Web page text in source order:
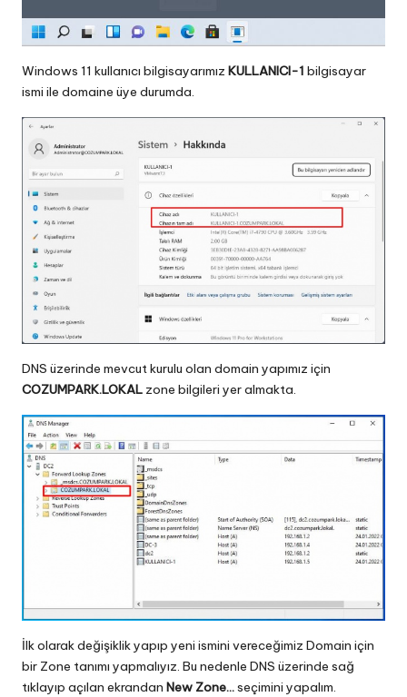
Windows 11 kullanıcı bilgisayarımız KULLANICI-1 bilgisayar
ismi ile domaine üye durumda.
DNS üzerinde mevcut kurulu olan domain yapımız için
COZUMPARK.LOKAL zone bilgileri yer almakta.
İlk olarak değişiklik yapıp yeni ismini vereceğimiz Domain için
bir Zone tanımı yapmalıyız. Bu nedenle DNS üzerinde sağ
tıklayıp açılan ekrandan New Zone…seçimini yapalım.